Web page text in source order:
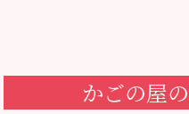
かごの屋